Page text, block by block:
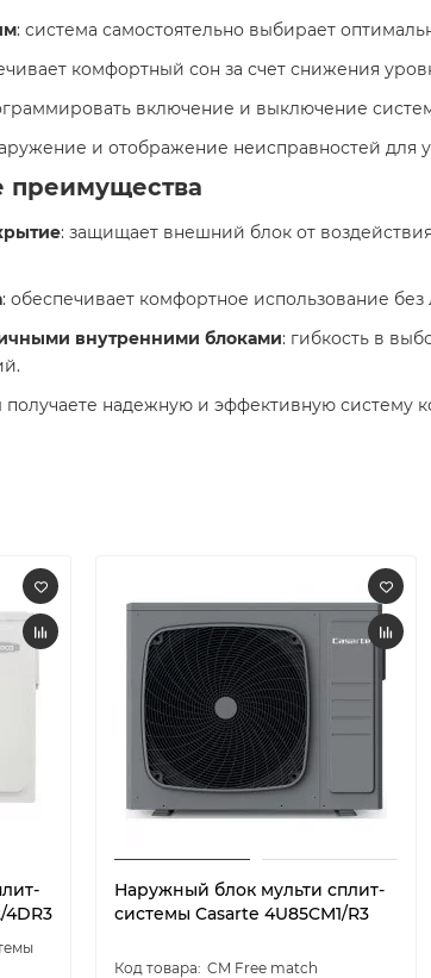
: система самостоятельно выбирает
комфортный сон за счет снижения
включение и выключение
и отображение неисправностей для
преимущества
: защищает внешний блок от
: обеспечивает комфортное использование
внутренними блоками: гибкость в
получаете надежную и эффективную
Наружный блок мульти сплит-
системы Casarte 4U85CM1/R3
CM Free match